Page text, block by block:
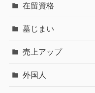
在留資格
墓じまい
売上アップ
外国人